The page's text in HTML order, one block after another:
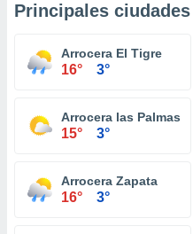
Principales ciudades
Arrocera El Tigre
16° 3°
Arrocera las Palmas
15° 3°
Arrocera Zapata
16° 3°